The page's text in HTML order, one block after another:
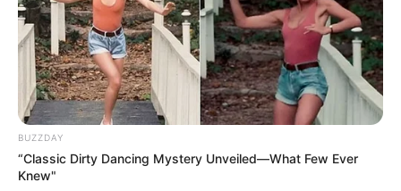
BUZZDAY
“Classic Dirty Dancing Mystery Unveiled—What Few Ever
Knew"